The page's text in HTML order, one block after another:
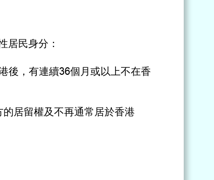
居民身分：
後，有連續36個月或以上不在香
居留權及不再通常居於香港